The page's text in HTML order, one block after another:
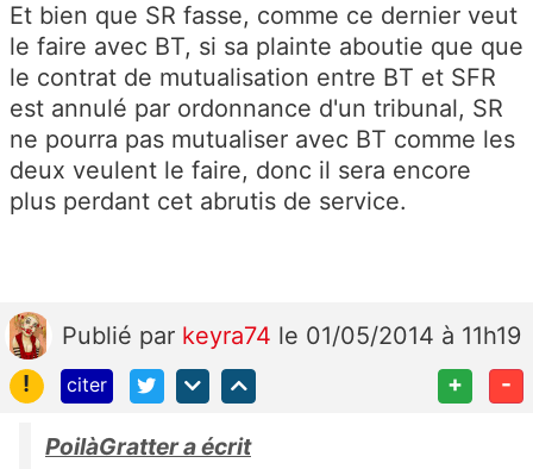
Et bien que SR fasse, comme ce dernier veut
le faire avec BT, si sa plainte aboutie que que
le contrat de mutualisation entre BT et SFR
est annulé par ordonnance d'un tribunal, SR
ne pourra pas mutualiser avec BT comme les
deux veulent le faire, donc il sera encore
plus perdant cet abrutis de service.
Publié par keyra74 le 01/05/2014 à 11h19
!
citer + -
PoilàGratter a écrit